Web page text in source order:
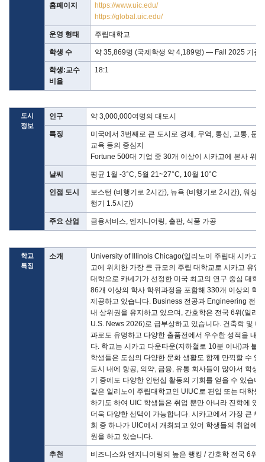
홈페이지
https://www.uic.edu/
https://global.uic.edu/
운영 형태 주립대학교
학생 수 약 35,869명 (국제학생 약 4,189명) — Fall 2025 기준
학생:교수
비율
18:1
도시
정보
인구 약 3,000,000여명의 대도시
특징
미국에서 3번째로 큰 도시로 경제, 무역, 통신, 교통, 문
교육 등의 중심지
Fortune 500대 기업 중 30개 이상이 시카고에 본사 위치
날씨 평균 1월 -3°C, 5월 21~27°C, 10월 10°C
인접 도시
보스턴 (비행기로 2시간), 뉴욕 (비행기로 2시간), 워싱
행기 1.5시간)
주요 산업 금융서비스, 엔지니어링, 출판, 식품 가공
학교
특징
소개
University of Illinois Chicago(일리노이 주립대 시카고)
고에 위치한 가장 큰 규모의 주립 대학교로 시카고 유일
대학으로 카네기가 선정한 미국 최고의 연구 중심 대학
86개 이상의 학사 학위과정을 포함해 330개 이상의 학
제공하고 있습니다. Business 전공과 Engineering 전공
내 상위권을 유지하고 있으며, 간호학은 전국 6위(일리
U.S. News 2026)로 급부상하고 있습니다. 건축학 및 디
과로도 유명하고 다양한 출품전에서 우수한 성적을 내
다. 학교는 시카고 다운타운(지하철로 10분 이내)과 붙
학생들은 도심의 다양한 문화 생활도 함께 만끽할 수 있
도시 내에 항공, 의약, 금융, 유통 회사들이 많아서 학생
기 중에도 다양한 인턴십 활동의 기회를 얻을 수 있습니
같은 일리노이 주립대학교인 UIUC로 편입 또는 대학원
하기도 하여 UIC 학생들은 취업 뿐만 아니라 진학에 있
더욱 다양한 선택이 가능합니다. 시카고에서 가장 큰 취
회 중 하나가 UIC에서 개최되고 있어 학생들의 취업에
원을 하고 있습니다.
추천
비즈니스와 엔지니어링의 높은 랭킹 / 간호학 전국 6위 /